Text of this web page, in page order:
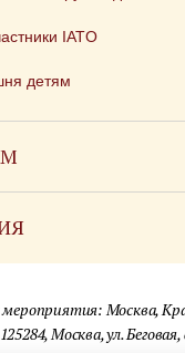
IATO
детям
мероприятия: Москва,
Москва, ул. Беговая,